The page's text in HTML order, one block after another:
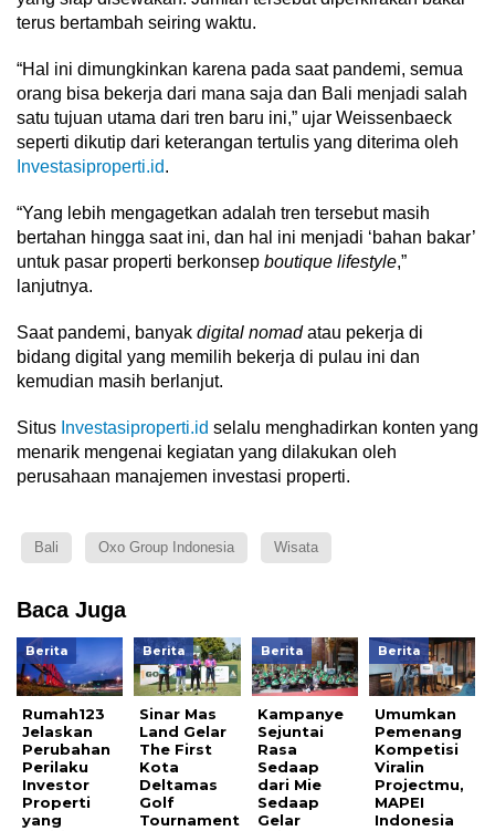
terus bertambah seiring waktu.
“Hal ini dimungkinkan karena pada saat pandemi, semua
orang bisa bekerja dari mana saja dan Bali menjadi salah
satu tujuan utama dari tren baru ini,” ujar Weissenbaeck
seperti dikutip dari keterangan tertulis yang diterima oleh
Investasiproperti.id.
“Yang lebih mengagetkan adalah tren tersebut masih
bertahan hingga saat ini, dan hal ini menjadi ‘bahan bakar’
untuk pasar properti berkonsep boutique lifestyle,”
lanjutnya.
Saat pandemi, banyak digital nomadatau pekerja di
bidang digital yang memilih bekerja di pulau ini dan
kemudian masih berlanjut.
Situs Investasiproperti.id selalu menghadirkan konten yang
menarik mengenai kegiatan yang dilakukan oleh
perusahaan manajemen investasi properti.
Bali Oxo Group Indonesia Wisata
Baca Juga
Berita
Rumah123
Jelaskan
Perubahan
Perilaku
Investor
Properti
yang
Berita
Sinar Mas
Land Gelar
The First
Kota
Deltamas
Golf
Tournament
Berita
Kampanye
Sejuntai
Rasa
Sedaap
dari Mie
Sedaap
Gelar
Berita
Umumkan
Pemenang
Kompetisi
Viralin
Projectmu,
MAPEI
Indonesia